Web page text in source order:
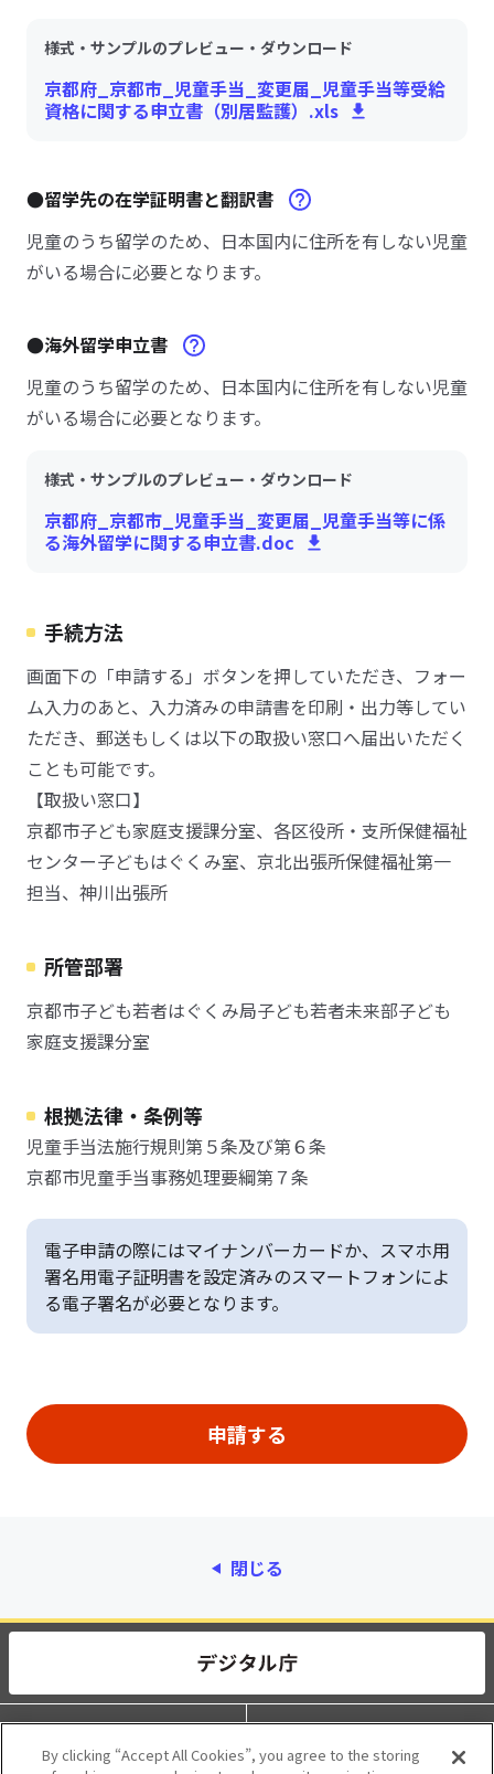
様式・サンプルのプレビュー・ダウンロード
京都府_京都市_児童手当_変更届_児童手当等受給
資格に関する申立書（別居監護）.xls
●留学先の在学証明書と翻訳書
児童のうち留学のため、日本国内に住所を有しない児童
がいる場合に必要となります。
●海外留学申立書
児童のうち留学のため、日本国内に住所を有しない児童
がいる場合に必要となります。
様式・サンプルのプレビュー・ダウンロード
京都府_京都市_児童手当_変更届_児童手当等に係
る海外留学に関する申立書.doc
手続方法
画面下の「申請する」ボタンを押していただき、フォー
ム入力のあと、入力済みの申請書を印刷・出力等してい
ただき、郵送もしくは以下の取扱い窓口へ届出いただく
ことも可能です。
【取扱い窓口】
京都市子ども家庭支援課分室、各区役所・支所保健福祉
センター子どもはぐくみ室、京北出張所保健福祉第一
担当、神川出張所
所管部署
京都市子ども若者はぐくみ局子ども若者未来部子ども
家庭支援課分室
根拠法律・条例等
児童手当法施行規則第５条及び第６条
京都市児童手当事務処理要綱第７条
電子申請の際にはマイナンバーカードか、スマホ用
署名用電子証明書を設定済みのスマートフォンによ
る電子署名が必要となります。
閉じる
動作環境 個人情報保護
By clicking “Accept All Cookies”, you agree to the storing